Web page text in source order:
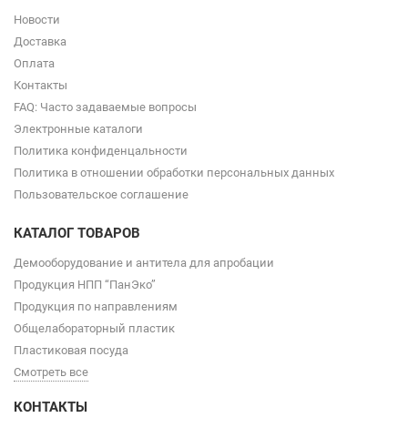
Новости
Доставка
Оплата
Контакты
FAQ: Часто задаваемые вопросы
Электронные каталоги
Политика конфиденцальности
Политика в отношении обработки персональных данных
Пользовательское соглашение
КАТАЛОГ ТОВАРОВ
Демооборудование и антитела для апробации
Продукция НПП “ПанЭко”
Продукция по направлениям
Общелабораторный пластик
Пластиковая посуда
Смотреть все
КОНТАКТЫ